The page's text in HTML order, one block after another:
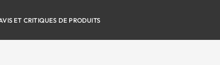
ET CRITIQUES DE PRODUITS